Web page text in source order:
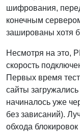
шифрования,
конечным
зашированы хотя
Несмотря на это,
скорость
Первых время
сайты
начиналось уже
без зависаний).
обхода